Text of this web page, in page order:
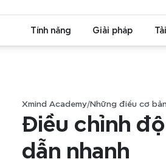
Xmind Academy/Những điều cơ
Điều chỉnh
dẫn nhanh
Tính năng Giải pháp